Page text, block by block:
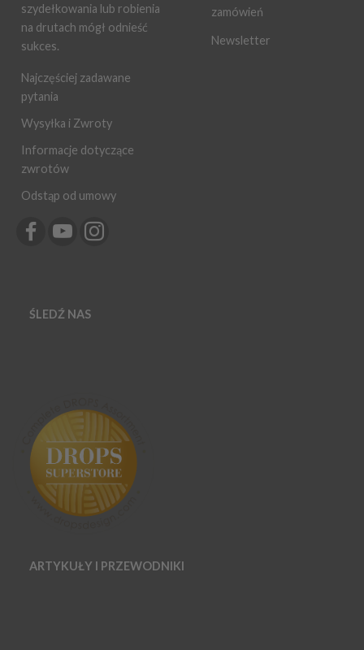
szydełkowania lub robienia
na drutach mógł odnieść
sukces.
Najczęściej zadawane
pytania
Wysyłka i Zwroty
Informacje dotyczące
zwrotów
Odstąp od umowy
zamówień
Newsletter
ŚLEDŹ NAS
ARTYKUŁY I PRZEWODNIKI